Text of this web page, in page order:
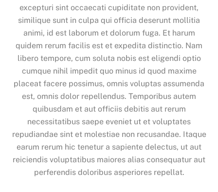
excepturi sint occaecati cupiditate non provident,
similique sunt in culpa qui officia deserunt mollitia
animi, id est laborum et dolorum fuga. Et harum
quidem rerum facilis est et expedita distinctio. Nam
libero tempore, cum soluta nobis est eligendi optio
cumque nihil impedit quo minus id quod maxime
placeat facere possimus, omnis voluptas assumenda
est, omnis dolor repellendus. Temporibus autem
quibusdam et aut officiis debitis aut rerum
necessitatibus saepe eveniet ut et voluptates
repudiandae sint et molestiae non recusandae. Itaque
earum rerum hic tenetur a sapiente delectus, ut aut
reiciendis voluptatibus maiores alias consequatur aut
perferendis doloribus asperiores repellat.